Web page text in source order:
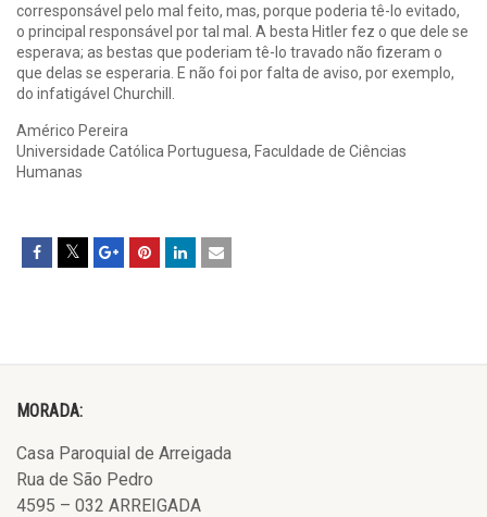
corresponsável pelo mal feito, mas, porque poderia tê-lo evitado,
o principal responsável por tal mal. A besta Hitler fez o que dele se
esperava; as bestas que poderiam tê-lo travado não fizeram o
que delas se esperaria. E não foi por falta de aviso, por exemplo,
do infatigável Churchill.
Américo Pereira
Universidade Católica Portuguesa, Faculdade de Ciências
Humanas
MORADA:
Casa Paroquial de Arreigada
Rua de São Pedro
4595 – 032 ARREIGADA